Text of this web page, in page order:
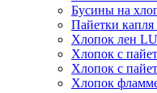
Бусины на
Пайетки капля
Хлопок лен
Хлопок с
Хлопок с
Хлопок